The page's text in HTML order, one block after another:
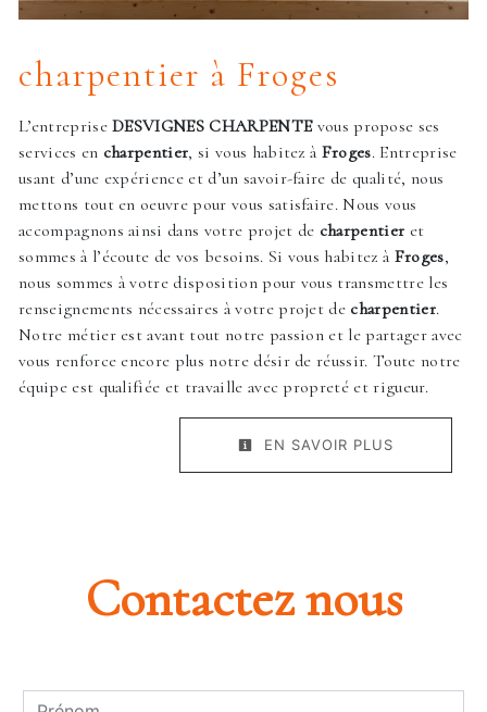
charpentier à Froges
L’entrepriseDESVIGNES CHARPENTEvous propose ses
services en charpentier, si vous habitez à Froges. Entreprise
usant d’une expérience et d’un savoir-faire de qualité, nous
mettons tout en oeuvre pour vous satisfaire. Nous vous
accompagnons ainsi dans votre projet de charpentier et
sommes à l’écoute de vos besoins. Si vous habitez à Froges,
nous sommes à votre disposition pour vous transmettre les
renseignements nécessaires à votre projet de charpentier.
Notre métier est avant tout notre passion et le partager avec
vous renforce encore plus notre désir de réussir. Toute notre
équipe est qualifiée et travaille avec propreté et rigueur.
EN SAVOIR PLUS
Contactez nous